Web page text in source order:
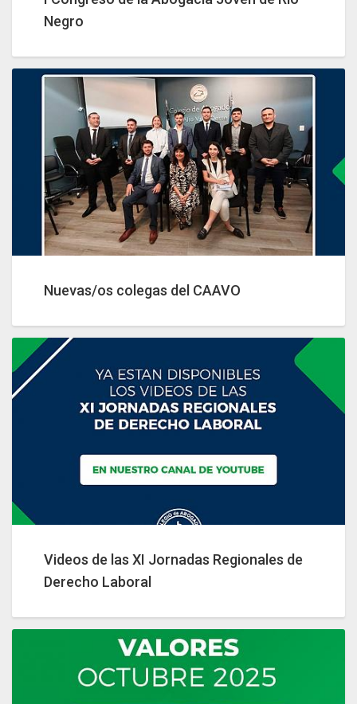
Negro
Nuevas/os colegas del CAAVO
Videos de las XI Jornadas Regionales de
Derecho Laboral